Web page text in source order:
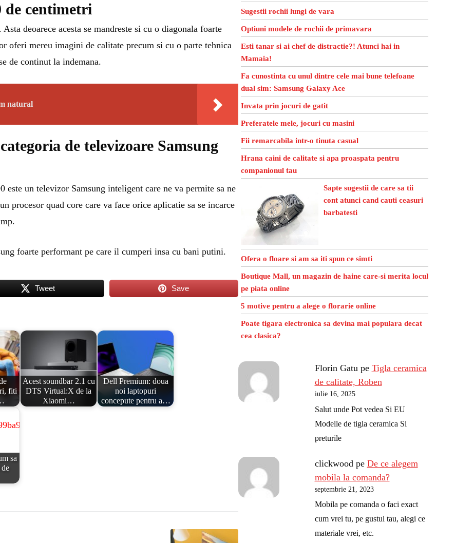
de centimetri
deoarece acesta se mandreste si cu o diagonala foarte
oferi mereu imagini de calitate precum si cu o parte tehnica
de continut la indemana.
natural
de televizoare Samsung
un televizor Samsung inteligent care ne va permite sa ne
procesor quad core care va face orice aplicatie sa se incarce
foarte performant pe care il cumperi insa cu bani putini.
Tweet Save
fiti
Acest soundbar 2.1 cu
DTS Virtual:X de la
Xiaomi…
Dell Premium: doua
noi laptopuri
concepute pentru a…
sa
Sugestii rochii lungi de vara
Optiuni modele de rochii de primavara
Esti tanar si ai chef de distractie?! Atunci hai in
Mamaia!
Fa cunostinta cu unul dintre cele mai bune telefoane
dual sim: Samsung Galaxy Ace
Invata prin jocuri de gatit
Preferatele mele, jocuri cu masini
Fii remarcabila intr-o tinuta casual
Hrana caini de calitate si apa proaspata pentru
companionul tau
Sapte sugestii de care sa tii
cont atunci cand cauti ceasuri
barbatesti
Ofera o floare si am sa iti spun ce simti
Boutique Mall, un magazin de haine care-si merita locul
pe piata online
5 motive pentru a alege o florarie online
Poate tigara electronica sa devina mai populara decat
cea clasica?
Florin Gatu pe Tigla ceramica
de calitate, Roben
iulie 16, 2025
Salut unde Pot vedea Si EU
Modelle de tigla ceramica Si
preturile
clickwood pe De ce alegem
mobila la comanda?
septembrie 21, 2023
Mobila pe comanda o faci exact
cum vrei tu, pe gustul tau, alegi ce
materiale vrei, etc.